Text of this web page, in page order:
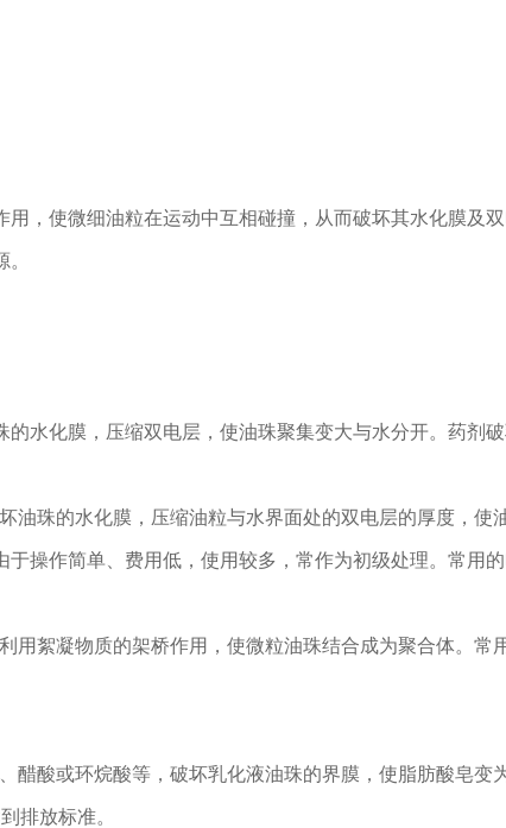
使微细油粒在运动中互相碰撞，从而破坏其水化膜及
化膜，压缩双电层，使油珠聚集变大与水分开。药剂
珠的水化膜，压缩油粒与水界面处的双电层的厚度，使
操作简单、费用低，使用较多，常作为初级处理。常用
絮凝物质的架桥作用，使微粒油珠结合成为聚合体。常
酸或环烷酸等，破坏乳化液油珠的界膜，使脂肪酸皂变
排放标准。